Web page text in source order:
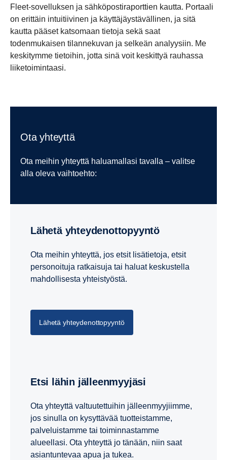
Fleet-sovelluksen ja sähköpostiraporttien kautta. Portaali
on erittäin intuitiivinen ja käyttäjäystävällinen, ja sitä
kautta pääset katsomaan tietoja sekä saat
todenmukaisen tilannekuvan ja selkeän analyysiin. Me
keskitymme tietoihin, jotta sinä voit keskittyä rauhassa
liiketoimintaasi.
Jotta voimajärjestelmät toimisivat parhaalla
käyttötarkoituksen mukaisesti ja asennettava ja
säädettävä optimaalisesti.
Juuri tämän tekevät Scanian voimajärjestelmien
sekä valmistajat että käyttäjät saavat mielenrauhan ja
Lataa esite ja tutustu tarkemmin tarjontaamme.
Lataa Voimajärjestelmien integrointipalvelut -esite
Asennus­tuki
Ota yhteyttä
Ota meihin yhteyttä haluamallasi tavalla – valitse
alla oleva vaihtoehto:
Lähetä yhteydenottopyyntö
Ota meihin yhteyttä, jos etsit lisätietoja, etsit
personoituja ratkaisuja tai haluat keskustella
mahdollisesta yhteistyöstä.
Lähetä yhteydenottopyyntö
Etsi lähin jälleenmyyjäsi
Ota yhteyttä valtuutettuihin jälleenmyyjiimme,
jos sinulla on kysyttävää tuotteistamme,
palveluistamme tai toiminnastamme
alueellasi. Ota yhteyttä jo tänään, niin saat
asiantuntevaa apua ja tukea.